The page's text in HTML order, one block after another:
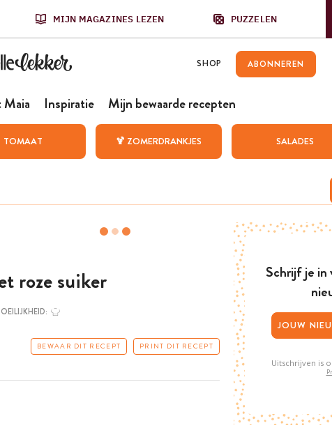
MIJN MAGAZINES LEZEN PUZZELEN
SHOP ABONNEREN
Inspiratie Mijn bewaarde recepten
TOMAAT 🍹 ZOMERDRANKJES SALADES
roze suiker
BEWAAR DIT RECEPT PRINT DIT RECEPT
Schrijf je in
Uitschrijven is